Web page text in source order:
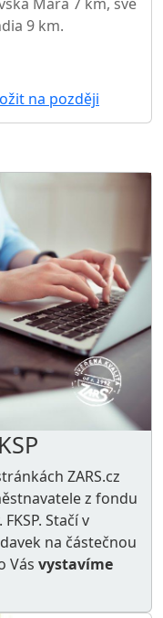
9 km.
na později
ZARS.cz
z fondu
FKSP. Stačí v
na částečnou
Vás vystavíme